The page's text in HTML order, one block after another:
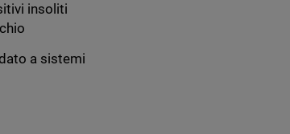
insoliti
a sistemi